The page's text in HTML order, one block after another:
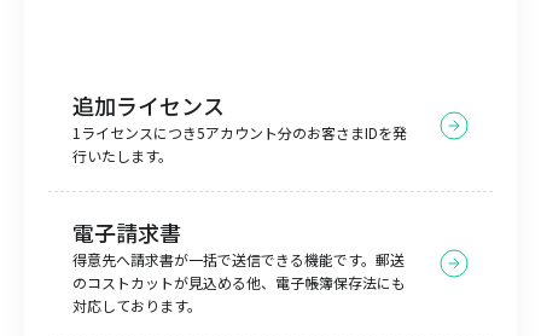
追加ライセンス
1ライセンスにつき5アカウント分のお客さまIDを発
行いたします。
電子請求書
得意先へ請求書が一括で送信できる機能です。郵送
のコストカットが見込める他、電子帳簿保存法にも
対応しております。